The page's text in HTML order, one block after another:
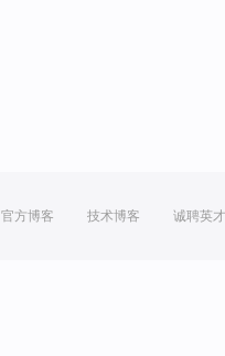
官方博客 技术博客 诚聘英才